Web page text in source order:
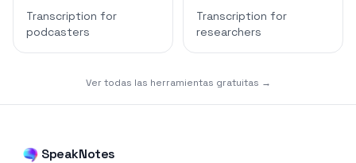
Transcription for
podcasters
Transcription for
researchers
Ver todas las herramientas gratuitas →
SpeakNotes